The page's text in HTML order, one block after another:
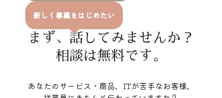
新しく事業をはじめたい
まず、話してみませんか？
相談は無料です。
あなたのサービス・商品、ITが苦手なお客様、